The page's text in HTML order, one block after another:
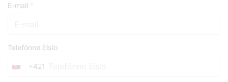
E-mail *
Telefónne číslo
Slovakia
+421